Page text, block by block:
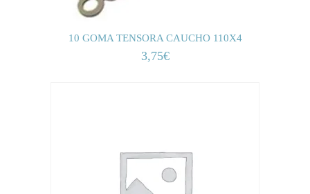
10 GOMA TENSORA CAUCHO 110X4
3,75€